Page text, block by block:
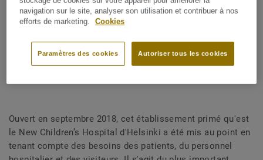
Ouvert en septembre 2018, cet établissement primé qu'est
le New Children’s Hospital d'Helsinki a été mis au point en
tenant compte des besoins des patients, du personnel
navigation sur le site, analyser son utilisation et contribuer à nos
efforts de marketing.
Cookies
Autoriser tous les cookies
Paramètres des cookies